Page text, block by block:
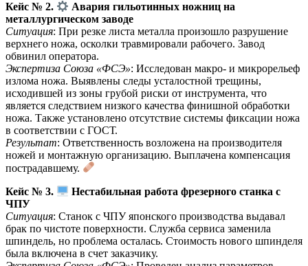
Кейс № 2.
Авария гильотинных ножниц на
металлургическом заводе
Ситуация: При резке листа металла произошло разрушение
верхнего ножа, осколки травмировали рабочего. Завод
обвинил оператора.
Экспертиза Союза «ФСЭ»: Исследован макро- и микрорельеф
излома ножа. Выявлены следы усталостной трещины,
исходившей из зоны грубой риски от инструмента, что
является следствием низкого качества финишной обработки
ножа. Также установлено отсутствие системы фиксации ножа
в соответствии с ГОСТ.
Результат: Ответственность возложена на производителя
ножей и монтажную организацию. Выплачена компенсация
пострадавшему.
Кейс № 3.
Нестабильная работа фрезерного станка с
ЧПУ
Ситуация: Станок с ЧПУ японского производства выдавал
брак по чистоте поверхности. Служба сервиса заменила
шпиндель, но проблема осталась. Стоимость нового шпинделя
была включена в счет заказчику.